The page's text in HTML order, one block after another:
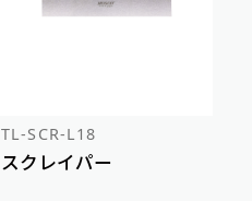
TL-SCR-L18
スクレイパー